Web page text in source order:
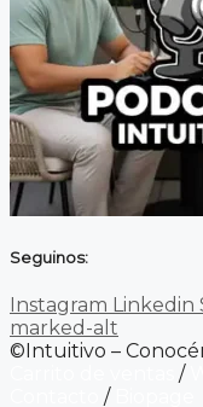
Seguinos:
Instagram Linkedin
marked-alt
©Intuitivo –
/
/